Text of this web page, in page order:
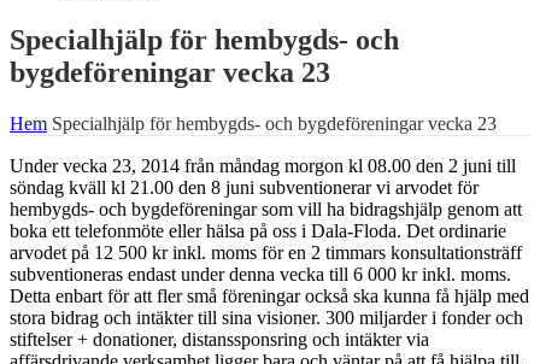
Specialhjälp för hembygds- och
bygdeföreningar vecka 23
Hem Specialhjälp för hembygds- och bygdeföreningar vecka 23
Under vecka 23, 2014 från måndag morgon kl 08.00 den 2 juni till
söndag kväll kl 21.00 den 8 juni subventionerar vi arvodet för
hembygds- och bygdeföreningar som vill ha bidragshjälp genom att
boka ett telefonmöte eller hälsa på oss i Dala-Floda. Det ordinarie
arvodet på 12 500 kr inkl. moms för en 2 timmars konsultationsträff
subventioneras endast under denna vecka till 6 000 kr inkl. moms.
Detta enbart för att fler små föreningar också ska kunna få hjälp med
stora bidrag och intäkter till sina visioner. 300 miljarder i fonder och
stiftelser + donationer, distanssponsring och intäkter via